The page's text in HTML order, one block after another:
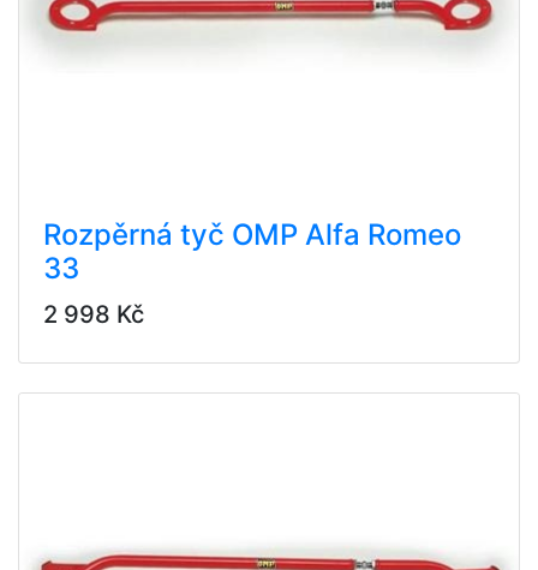
Rozpěrná tyč OMP Alfa Romeo
33
2 998 Kč